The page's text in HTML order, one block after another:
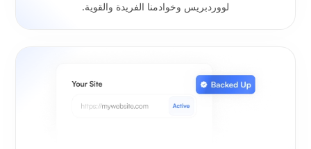
لووردبريس وخوادمنا الفريدة والقوية.